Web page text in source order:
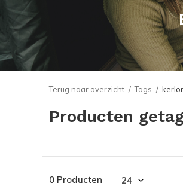
Terug naar overzicht Tags
Producten
0 Producten